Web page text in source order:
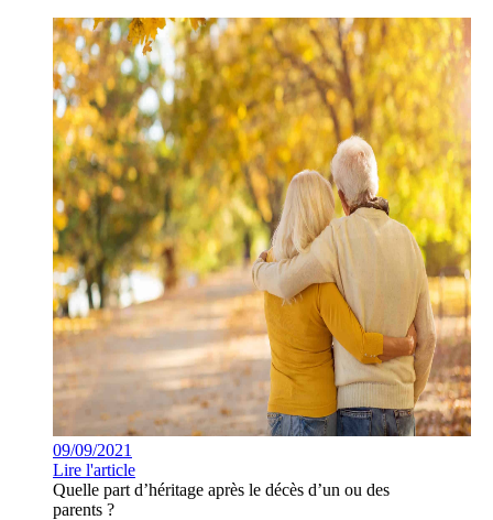
09/09/2021
Lire l'article
Quelle part d’héritage après le décès d’un ou des
parents ?